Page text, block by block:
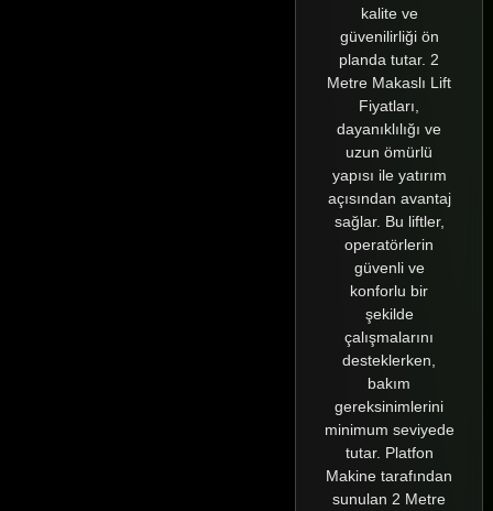
kalite ve
güvenilirliği ön
planda tutar. 2
Metre Makaslı Lift
Fiyatları,
dayanıklılığı ve
uzun ömürlü
yapısı ile yatırım
açısından avantaj
sağlar. Bu liftler,
operatörlerin
güvenli ve
konforlu bir
şekilde
çalışmalarını
desteklerken,
bakım
gereksinimlerini
minimum seviyede
tutar. Platfon
Makine tarafından
sunulan 2 Metre